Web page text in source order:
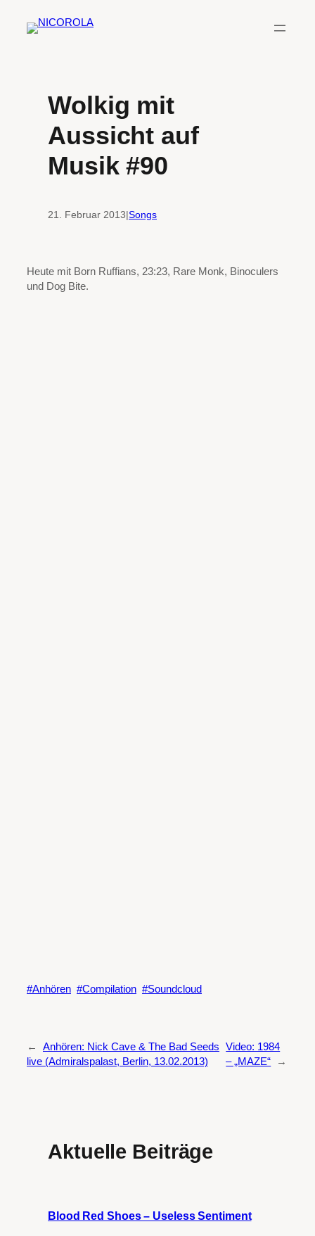
Inhalt
Wolkig mit
Aussicht auf
Musik #90
21. Februar 2013|Songs
Heute mit Born Ruffians, 23:23, Rare Monk, Binoculers
und Dog Bite.
Anhören Compilation Soundcloud
←
Anhören: Nick Cave & The Bad Seeds
live (Admiralspalast, Berlin, 13.02.2013)
Video: 1984
– „MAZE“
→
Aktuelle Beiträge
Blood Red Shoes – Useless Sentiment